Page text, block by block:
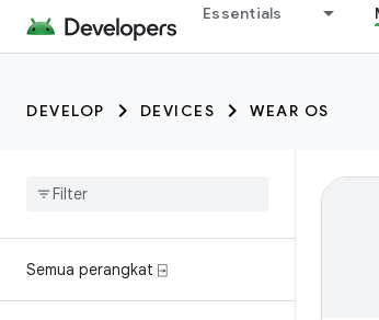
Essentials
DEVELOP DEVICES WEAR OS
Semua perangkat ⍈